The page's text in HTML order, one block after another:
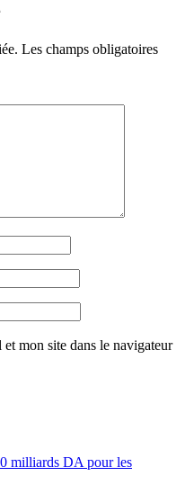
Les champs obligatoires
mon site dans le navigateur
milliards DA pour les